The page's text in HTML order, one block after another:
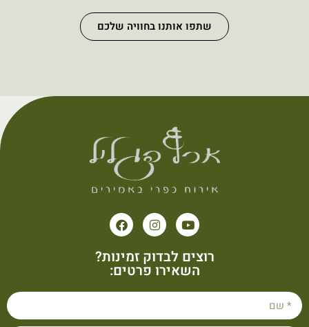
שתפו אותנו בחוויה שלכם
רוצים לבדוק זמינות?
השאירו פרטים: